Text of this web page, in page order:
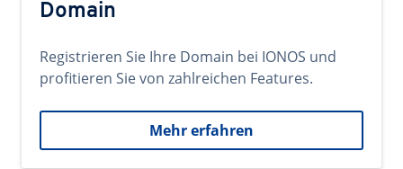
Domain
Registrieren Sie Ihre Domain bei IONOS und
profitieren Sie von zahlreichen Features.
Mehr erfahren